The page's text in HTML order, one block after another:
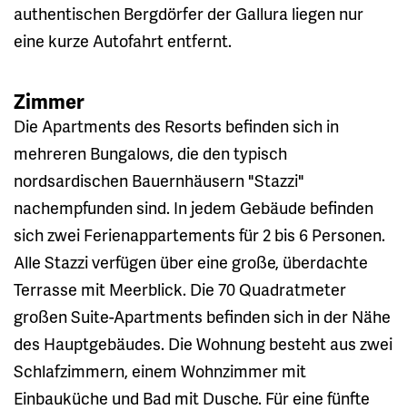
authentischen Bergdörfer der Gallura liegen nur
eine kurze Autofahrt entfernt.
Zimmer
Die Apartments des Resorts befinden sich in
mehreren Bungalows, die den typisch
nordsardischen Bauernhäusern "Stazzi"
nachempfunden sind. In jedem Gebäude befinden
sich zwei Ferienappartements für 2 bis 6 Personen.
Alle Stazzi verfügen über eine große, überdachte
Terrasse mit Meerblick. Die 70 Quadratmeter
großen Suite-Apartments befinden sich in der Nähe
des Hauptgebäudes. Die Wohnung besteht aus zwei
Schlafzimmern, einem Wohnzimmer mit
Einbauküche und Bad mit Dusche. Für eine fünfte